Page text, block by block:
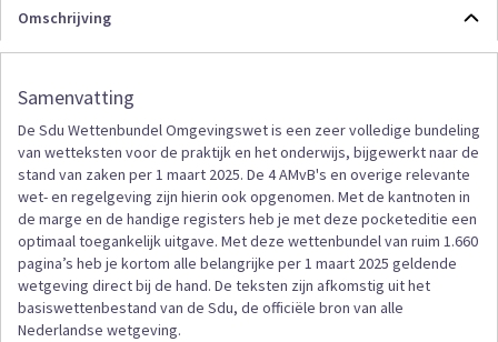
Omschrijving
Samenvatting
De Sdu Wettenbundel Omgevingswet is een zeer volledige bundeling
van wetteksten voor de praktijk en het onderwijs, bijgewerkt naar de
stand van zaken per 1 maart 2025. De 4 AMvB's en overige relevante
wet- en regelgeving zijn hierin ook opgenomen. Met de kantnoten in
de marge en de handige registers heb je met deze pocketeditie een
optimaal toegankelijk uitgave. Met deze wettenbundel van ruim 1.660
pagina’s heb je kortom alle belangrijke per 1 maart 2025 geldende
wetgeving direct bij de hand. De teksten zijn afkomstig uit het
basiswettenbestand van de Sdu, de officiële bron van alle
Nederlandse wetgeving.